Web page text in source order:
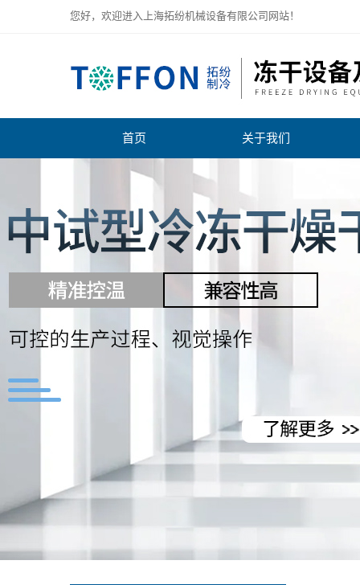
您好，欢迎进入上海拓纷机械设备有限公司网站！
上海拓纷机械设备有限公司
首页 关于我们